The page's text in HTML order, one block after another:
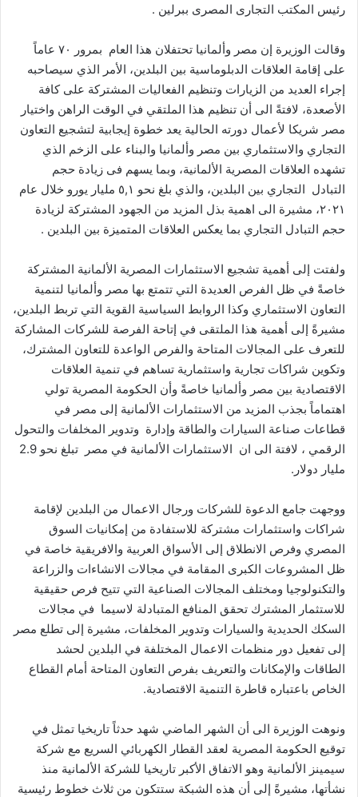
رئيس المكتب التجارى المصرى ببرلين .
وقالت الوزيرة إن مصر وألمانيا تحتفلان هذا العام بمرور ۷۰ عاماً
على إقامة العلاقات الدبلوماسیة بین البلدین، الأمر الذي سيصاحبه
إجراء العدید من الزیارات وتنظيم الفعالیات المشتركة على كافة
الأصعدة، لافتةً الى أن تنظیم ھذا الملتقي في الوقت الراھن واختیار
مصر شریكا لأعمال دورته الحالیة یعد خطوة إیجابیة لتشجیع التعاون
التجاري والاستثماري بین مصر وألمانیا والبناء على الزخم الذي
تشھده العلاقات المصریة الألمانیة، وبما يسهم فى زیادة حجم
التبادل التجاري بین البلدین، والذي بلغ نحو ٥,۱ ملیار یورو خلال عام
۲۰۲۱، مشيرة الى اهمية بذل المزید من الجھود المشتركة لزیادة
حجم التبادل التجاري بما يعكس العلاقات المتميزة بين البلدين .
ولفتت إلى أهمية تشجیع الاستثمارات المصرية الألمانية المشتركة
خاصةً في ظل الفرص العديدة التي تتمتع بها مصر وألمانیا لتنمیة
التعاون الاستثماري وكذا الروابط السیاسیة القویة التي تربط البلدین،
مشيرةً إلى أهمية هذا الملتقى في إتاحة الفرصة للشركات المشاركة
للتعرف على المجالات المتاحة والفرص الواعدة للتعاون المشترك،
وتكوین شراكات تجاریة واستثماریة تساھم في تنمیة العلاقات
الاقتصادیة بین مصر وألمانیا خاصةً وأن الحكومة المصرية تولي
اهتماماً بجذب المزيد من الاستثمارات الألمانية إلى مصر في
قطاعات صناعة السيارات والطاقة وإدارة وتدوير المخلفات والتحول
الرقمي ، لافتة الى ان الاستثمارات الألمانية في مصر تبلغ نحو 2.9
مليار دولار.
ووجهت جامع الدعوة للشركات ورجال الاعمال من البلدین لإقامة
شراكات واستثمارات مشتركة للاستفادة من إمكانیات السوق
المصري وفرص الانطلاق إلى الأسواق العربیة والافریقیة خاصة في
ظل المشروعات الكبرى المقامة في مجالات الانشاءات والزراعة
والتكنولوجیا ومختلف المجالات الصناعیة التي تتيح فرص حقیقیة
للاستثمار المشترك تحقق المنافع المتبادلة لاسيما في مجالات
السكك الحدیدیة والسیارات وتدویر المخلفات، مشيرة إلى تطلع مصر
إلى تفعيل دور منظمات الاعمال المختلفة في البلدین لحشد
الطاقات والإمكانات والتعریف بفرص التعاون المتاحة أمام القطاع
الخاص باعتباره قاطرة التنمية الاقتصادية.
ونوهت الوزيرة الى أن الشھر الماضي شھد حدثاً تاریخیا تمثل في
توقیع الحكومة المصریة لعقد القطار الكھربائي السریع مع شركة
سیمینز الألمانیة وھو الاتفاق الأكبر تاریخیا للشركة الألمانیة منذ
نشأتھا، مشيرةً إلى أن هذه الشبكة ستتكون من ثلاث خطوط رئیسیة